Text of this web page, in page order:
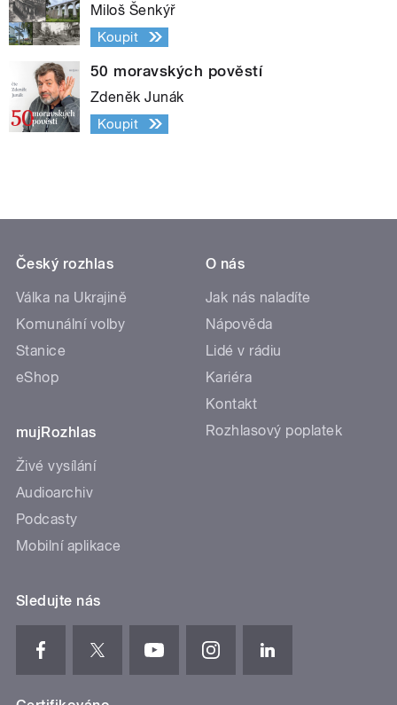
Miloš Šenkýř
Koupit
50 moravských pověstí
Zdeněk Junák
Koupit
Český rozhlas
Válka na Ukrajině
Komunální volby
Stanice
eShop
mujRozhlas
Živé vysílání
Audioarchiv
Podcasty
Mobilní aplikace
O nás
Jak nás naladíte
Nápověda
Lidé v rádiu
Kariéra
Kontakt
Rozhlasový poplatek
Sledujte nás